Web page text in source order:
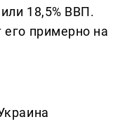
18,5% ВВП.
примерно на